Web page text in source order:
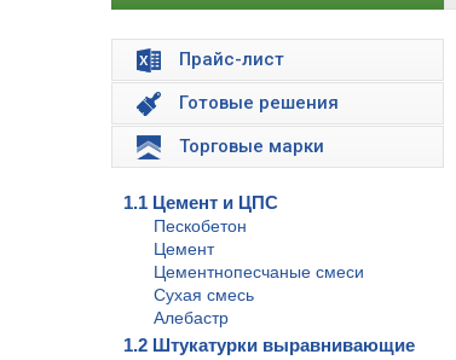
Прайс-лист
Готовые решения
Торговые марки
1.1 Цемент и ЦПС
Пескобетон
Цемент
Цементнопесчаные смеси
Сухая смесь
Алебастр
1.2 Штукатурки выравнивающие